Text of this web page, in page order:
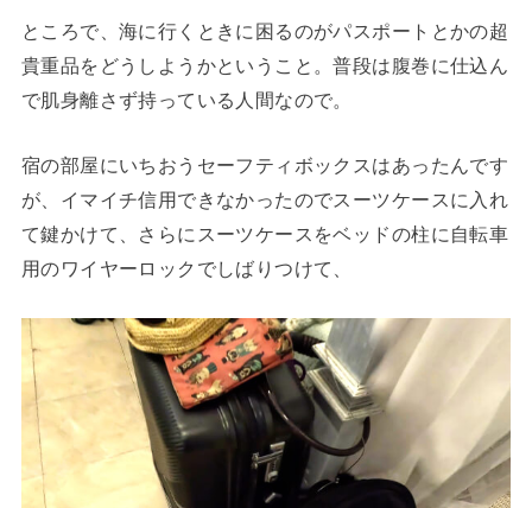
ところで、海に行くときに困るのがパスポートとかの超
貴重品をどうしようかということ。普段は腹巻に仕込ん
で肌身離さず持っている人間なので。
宿の部屋にいちおうセーフティボックスはあったんです
が、イマイチ信用できなかったのでスーツケースに入れ
て鍵かけて、さらにスーツケースをベッドの柱に自転車
用のワイヤーロックでしばりつけて、